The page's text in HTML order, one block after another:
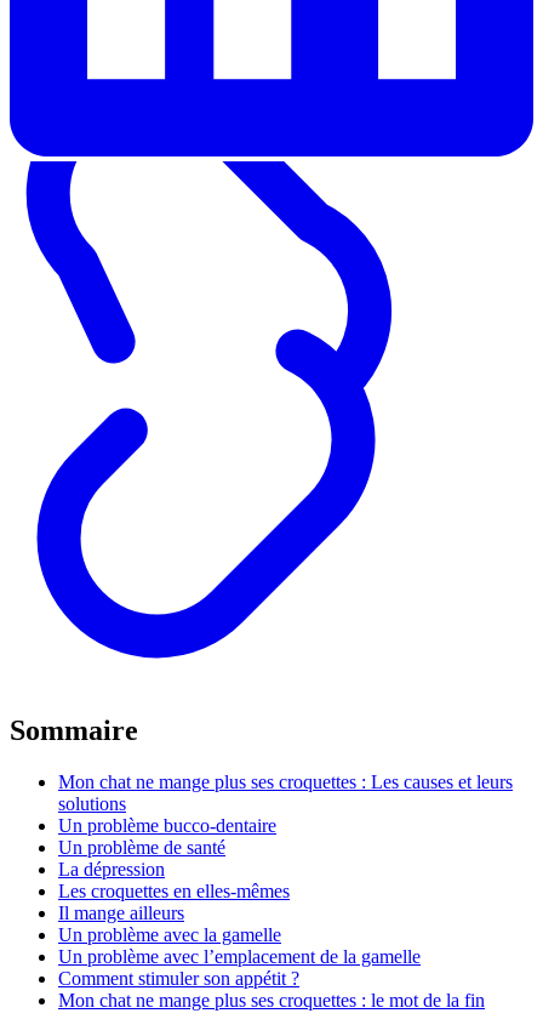
Sommaire
Mon chat ne mange plus ses croquettes : Les causes et leurs
solutions
Un problème bucco-dentaire
Un problème de santé
La dépression
Les croquettes en elles-mêmes
Il mange ailleurs
Un problème avec la gamelle
Un problème avec l’emplacement de la gamelle
Comment stimuler son appétit ?
Mon chat ne mange plus ses croquettes : le mot de la fin